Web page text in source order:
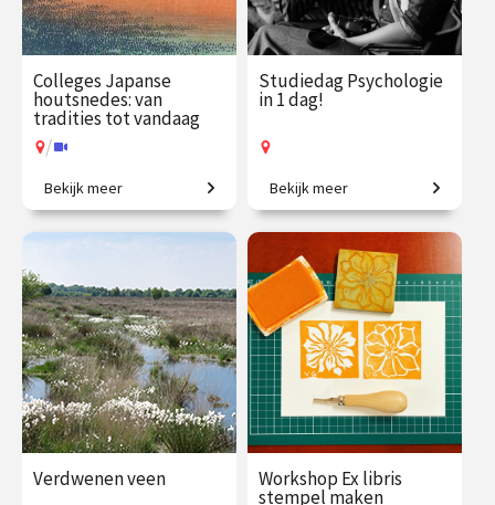
Colleges Japanse
houtsnedes: van
tradities tot vandaag
/
Eeuwenoude kunstvorm en
vakmanschap.
€ 145.00
nov.
/ Op locatie of online
Bekijk meer
Studiedag Psychologie
in 1 dag!
Voor nieuwsgierige denkers.
€ 65.00 / €
vanaf 17
sep.
Op locatie
Bekijk meer
Verdwenen veen Workshop Ex libris
stempel maken